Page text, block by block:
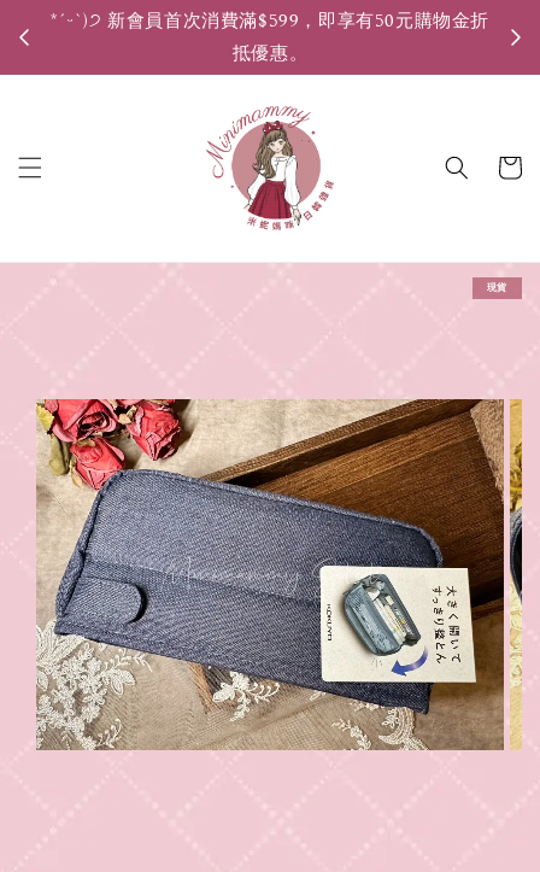
*ˊᵕˋ)੭ 新會員首次消費滿$599，即享有50元購物金折
抵優惠。
現貨